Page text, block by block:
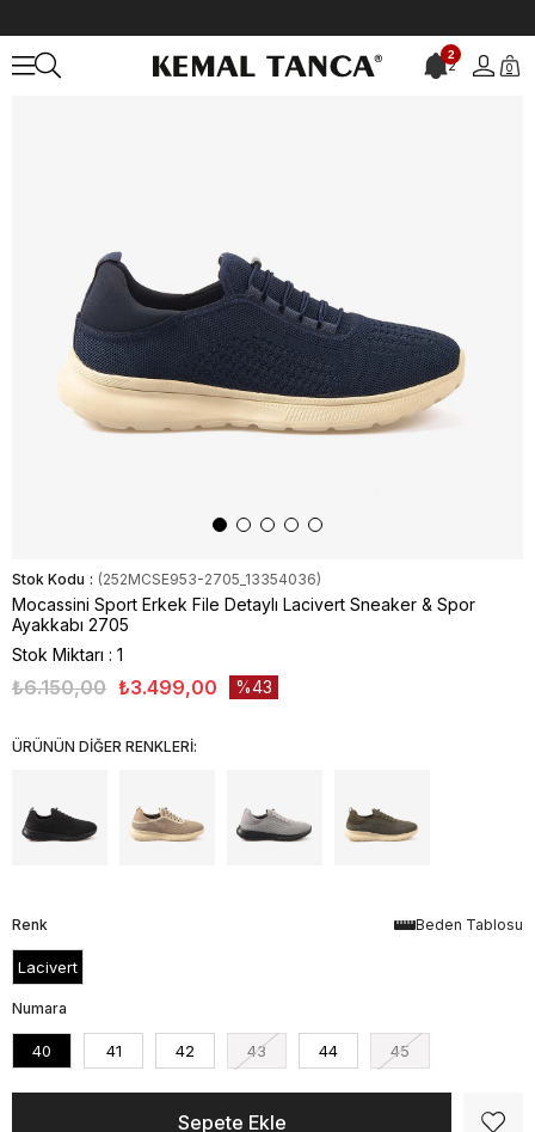
2
2 0
Stok Kodu (252MCSE953-2705_13354036)
Mocassini Sport Erkek File Detaylı Lacivert Sneaker & Spor
Ayakkabı 2705
Stok Miktarı : 1
₺6.150,00 ₺3.499,00 43
ÜRÜNÜN DİĞER RENKLERİ:
Beden Tablosu
Renk
Lacivert
Numara
40 41 42 43 44 45